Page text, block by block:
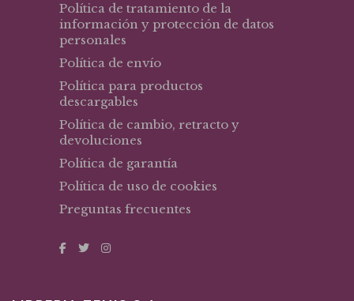
Política de tratamiento de la
información y protección de datos
personales
Política de envío
Política para productos
descargables
Política de cambio, retracto y
devoluciones
Política de garantía
Política de uso de cookies
Preguntas frecuentes